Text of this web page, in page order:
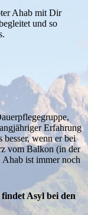
Ahab mit Dir
und so
Erfahrung
besser, wenn er bei
vom Balkon (in der
ist immer noch
Asyl bei den